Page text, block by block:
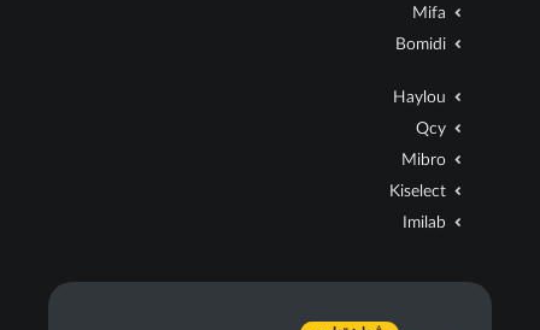
Mifa
Bomidi
Haylou
Qcy
Mibro
Kiselect
Imilab